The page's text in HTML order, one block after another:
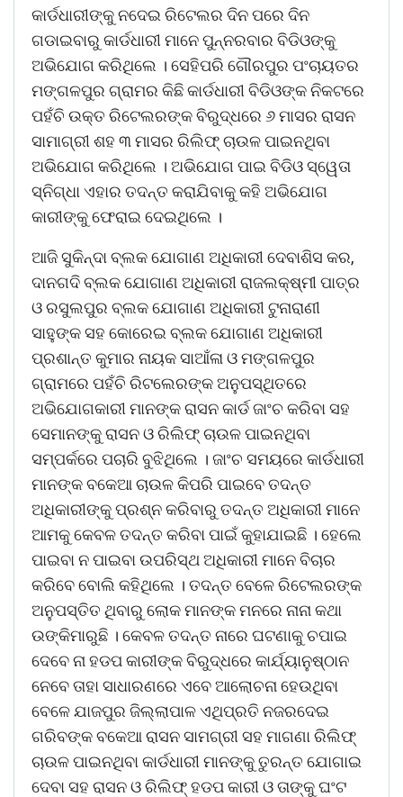
କାର୍ଡଧାରୀଙ୍କୁ ନଦେଇ ରିଟେଲର ଦିନ ପରେ ଦିନ
ଗଡାଇବାରୁ କାର୍ଡଧାରୀ ମାନେ ପୁନ୍ନରବାର ବିଡିଓଙ୍କୁ
ଅଭିଯୋଗ କରିଥିଲେ । ସେହିପରି ଗୌରପୁର ପଂଚାୟତର
ମଙ୍ଗଳପୁର ଗ୍ରାମର କିଛି କାର୍ଡଧାରୀ ବିଡିଓଙ୍କ ନିକଟରେ
ପହଁଚି ଉକ୍ତ ରିଟେଲରଙ୍କ ବିରୁଦ୍ଧରେ ୬ ମାସର ରାସନ
ସାମାଗ୍ରୀ ଶହ ୩ ମାସର ରିଲିଫ୍ ଚାଉଳ ପାଇନଥିବା
ଅଭିଯୋଗ କରିଥିଲେ । ଅଭିଯୋଗ ପାଇ ବିଡିଓ ସ୍ୱେତା
ସ୍ନିଗ୍ଧା ଏହାର ତଦନ୍ତ କରାଯିବାକୁ କହି ଅଭିଯୋଗ
କାରୀଙ୍କୁ ଫେରାଇ ଦେଇଥିଲେ ।
ଆଜି ସୁକିନ୍ଦା ବ୍ଲକ ଯୋଗାଣ ଅଧିକାରୀ ଦେବାଶିସ କର,
ଦାନଗଦି ବ୍ଲକ ଯୋଗାଣ ଅଧିକାରୀ ରାଜଲକ୍ଷ୍ମୀ ପାତ୍ର
ଓ ରସୁଲପୁର ବ୍ଲକ ଯୋଗାଣ ଅଧିକାରୀ ଟୁନାରାଣୀ
ସାହୁଙ୍କ ସହ କୋରେଇ ବ୍ଲକ ଯୋଗାଣ ଅଧିକାରୀ
ପ୍ରଶାନ୍ତ କୁମାର ନାୟକ ସାଆଁଳା ଓ ମଙ୍ଗଳପୁର
ଗ୍ରାମରେ ପହଁଚି ରିଟଲେରଙ୍କ ଅନୁପସ୍ଥିତରେ
ଅଭିଯୋଗକାରୀ ମାନଙ୍କ ରାସନ କାର୍ଡ ଜାଂଚ କରିବା ସହ
ସେମାନଙ୍କୁ ରାସନ ଓ ରିଲିଫ୍ ଚାଉଳ ପାଇନଥିବା
ସମ୍ପର୍କରେ ପଚାରି ବୁଝିଥିଲେ । ଜାଂଚ ସମୟରେ କାର୍ଡଧାରୀ
ମାନଙ୍କ ବକେଆ ଚାଉଳ କିପରି ପାଇବେ ତଦନ୍ତ
ଅଧିକାରୀଙ୍କୁ ପ୍ରଶ୍ନ କରିବାରୁ ତଦନ୍ତ ଅଧିକାରୀ ମାନେ
ଆମକୁ କେବଳ ତଦନ୍ତ କରିବା ପାଇଁ କୁହାଯାଇଛି । ହେଲେ
ପାଇବା ନ ପାଇବା ଉପରିସ୍ଥ ଅଧିକାରୀ ମାନେ ବିଚାର
କରିବେ ବୋଲି କହିଥିଲେ । ତଦନ୍ତ ବେଳେ ରିଟେଲରଙ୍କ
ଅନୁପସ୍ତିତ ଥିବାରୁ ଲୋକ ମାନଙ୍କ ମନରେ ନାନା କଥା
ଉଙ୍କିମାରୁଛି । କେବଳ ତଦନ୍ତ ନାରେ ଘଟଣାକୁ ଚପାଇ
ଦେବେ ନା ହଡପ କାରୀଙ୍କ ବିରୁଦ୍ଧରେ କାର୍ଯ୍ୟାନୁଷ୍ଠାନ
ନେବେ ତାହା ସାଧାରଣରେ ଏବେ ଆଲୋଚନା ହେଉଥିବା
ବେଳେ ଯାଜପୁର ଜିଲ୍ଲାପାଳ ଏଥିପ୍ରତି ନଜରଦେଇ
ଗରିବଙ୍କ ବକେଆ ରାସନ ସାମଗ୍ରୀ ସହ ମାଗଣା ରିଲିଫ୍
ଚାଉଳ ପାଇନଥିବା କାର୍ଡଧାରୀ ମାନଙ୍କୁ ତୁରନ୍ତ ଯୋଗାଇ
ଦେବା ସହ ରାସନ ଓ ରିଲିଫ୍ ହଡପ କାରୀ ଓ ତାଙ୍କୁ ଘଂଟ